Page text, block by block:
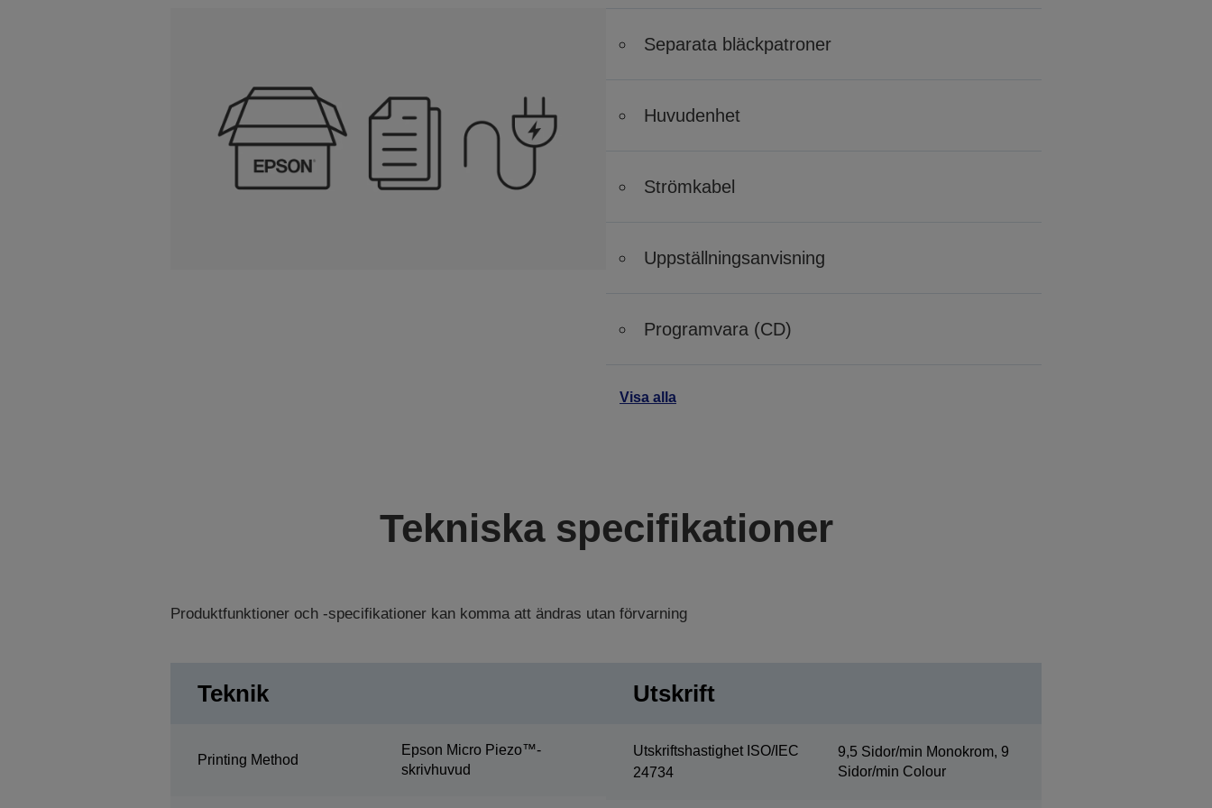
Separata bläckpatroner
Huvudenhet
Strömkabel
Uppställningsanvisning
Programvara (CD)
Visa alla
Tekniska specifikationer
Produktfunktioner och -specifikationer kan komma att ändras utan förvarning
Teknik
Printing Method
Epson Micro Piezo™-
skrivhuvud
Utskrift
Utskriftshastighet ISO/IEC
24734
9,5 Sidor/min Monokrom, 9
Sidor/min Colour